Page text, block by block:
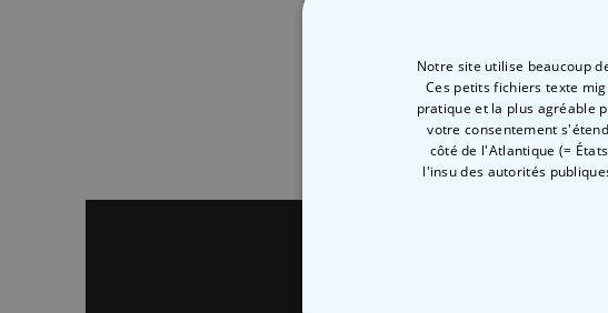
Notre site utilise beaucoup
Ces petits fichiers texte
pratique et la plus agréable
votre consentement
côté de l'Atlantique (=
l'insu des autorités